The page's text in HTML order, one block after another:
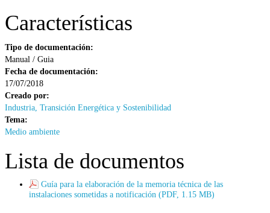
Características
Tipo de documentación:
Manual / Guia
Fecha de documentación:
17/07/2018
Creado por:
Industria, Transición Energética y Sostenibilidad
Tema:
Medio ambiente
Lista de documentos
Guía para la elaboración de la memoria técnica de las
instalaciones sometidas a notificación (PDF, 1.15 MB)